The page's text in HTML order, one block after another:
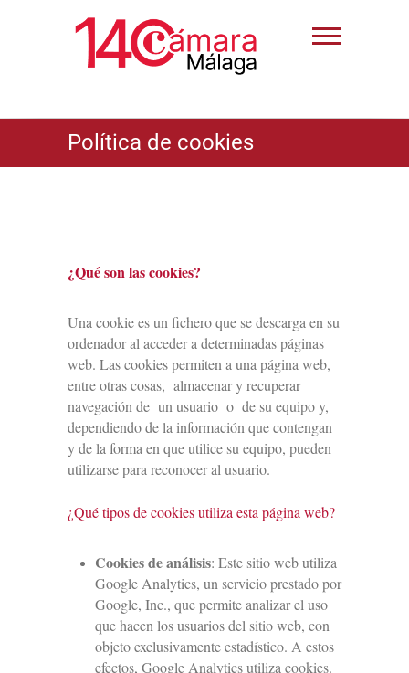
Política de cookies
¿Qué son las cookies?
Una cookie es un fichero que se descarga en su
ordenador al acceder a determinadas páginas
web. Las cookies permiten a una página web,
entre otras cosas, almacenar y recuperar
navegación de un usuario o de su equipo y,
dependiendo de la información que contengan
y de la forma en que utilice su equipo, pueden
utilizarse para reconocer al usuario.
¿Qué tipos de cookies utiliza esta página web?
Cookies de análisis: Este sitio web utiliza
Google Analytics, un servicio prestado por
Google, Inc., que permite analizar el uso
que hacen los usuarios del sitio web, con
objeto exclusivamente estadístico. A estos
efectos, Google Analytics utiliza cookies.